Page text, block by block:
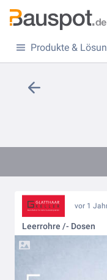
Produkte &
vor 1
Leerrohre /- Dosen